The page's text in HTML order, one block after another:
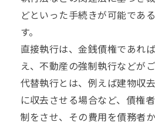
どといった手続きが可能であ
す。
直接執行は、金銭債権であれ
え、不動産の強制執行などがご
代替執行とは、例えば建物収
に収去させる場合など、債権
制をさせ、その費用を債務者